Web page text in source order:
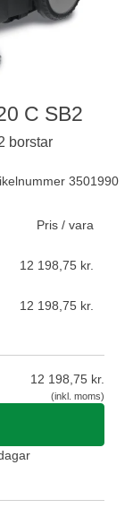
3501990
Pris / vara
12 198,75 kr.
12 198,75 kr.
12 198,75 kr.
(inkl. moms)
C SB2
borstar